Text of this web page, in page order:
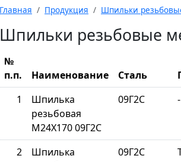
Главная Продукция Шпильки
Шпильки резьбовые
№
п.п.
Наименование Сталь
1
Шпилька
резьбовая
М24Х170 09Г2С
09Г2С -
2
Шпилька
09Г2С